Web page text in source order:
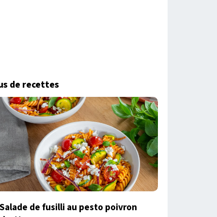
de recettes
Salade de fusilli au pesto poivron